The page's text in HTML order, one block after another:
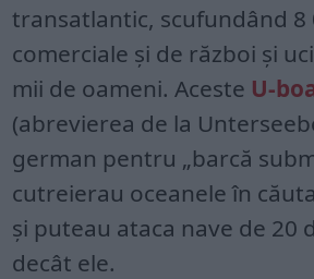
transatlantic, scufundând 8
comerciale și de război și
mii de oameni. Aceste U-
(abrevierea de la
german pentru „barcă
cutreierau oceanele în
și puteau ataca nave de 20
decât ele.